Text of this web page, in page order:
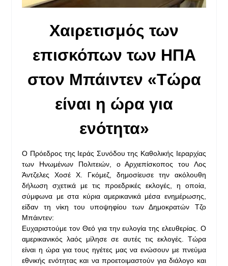
Χαιρετισμός των
επισκόπων των ΗΠΑ
στον Μπάιντεν «Τώρα
είναι η ώρα για
ενότητα»
Ο Πρόεδρος της Ιεράς Συνόδου της Καθολικής Ιεραρχίας
των Ηνωμένων Πολιτειών, ο Αρχιεπίσκοπος του Λος
Άντζελες Χοσέ Χ. Γκόμεζ, δημοσίευσε την ακόλουθη
δήλωση σχετικά με τις προεδρικές εκλογές, η οποία,
σύμφωνα με στα κύρια αμερικανικά μέσα ενημέρωσης,
είδαν τη νίκη του υποψηφίου των Δημοκρατών Τζο
Μπάιντεν:
Ευχαριστούμε τον Θεό για την ευλογία της ελευθερίας. Ο
αμερικανικός λαός μίλησε σε αυτές τις εκλογές. Τώρα
είναι η ώρα για τους ηγέτες μας να ενώσουν με πνεύμα
εθνικής ενότητας και να προετοιμαστούν για διάλογο και